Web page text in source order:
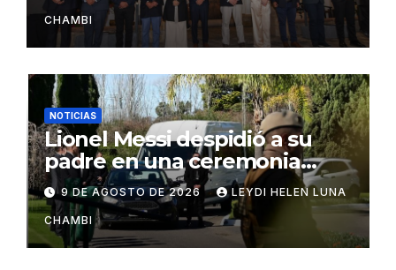
CHAMBI
NOTICIAS
Lionel Messi despidió a su
padre en una ceremonia
íntima en Rosario
9 DE AGOSTO DE 2026 LEYDI HELEN LUNA
CHAMBI